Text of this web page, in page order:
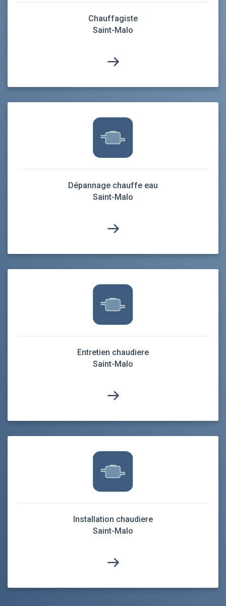
Chauffagiste
Saint-Malo
Dépannage chauffe eau
Saint-Malo
Entretien chaudiere
Saint-Malo
Installation chaudiere
Saint-Malo